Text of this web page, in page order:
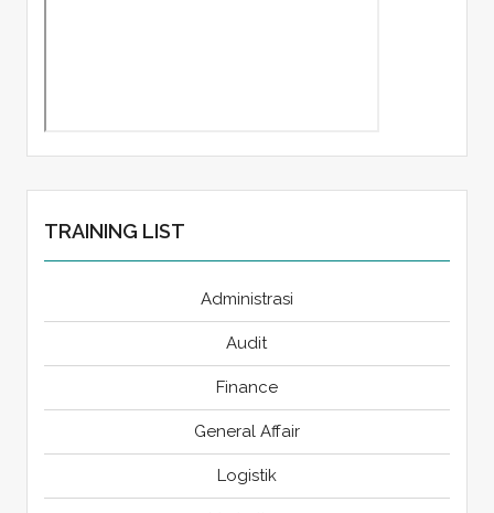
TRAINING LIST
Administrasi
Audit
Finance
General Affair
Logistik